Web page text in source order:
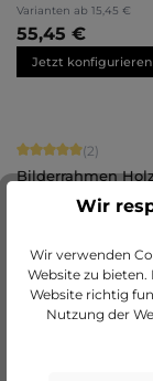
Varianten ab 15,45 €
55,45 €
Jetzt konfigurieren
Durchschnittliche
(2)
Bilderrahmen
Wir
Wir verwenden
Website zu
Website richtig
Nutzung der